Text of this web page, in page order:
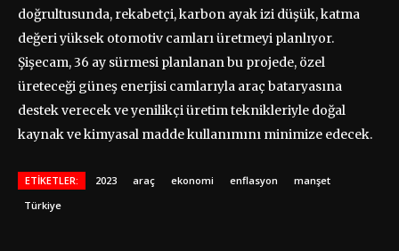
doğrultusunda, rekabetçi, karbon ayak izi düşük, katma
değeri yüksek otomotiv camları üretmeyi planlıyor.
Şişecam, 36 ay sürmesi planlanan bu projede, özel
üreteceği güneş enerjisi camlarıyla araç bataryasına
destek verecek ve yenilikçi üretim teknikleriyle doğal
kaynak ve kimyasal madde kullanımını minimize edecek.
ETIKETLER: 2023 araç ekonomi enflasyon
manşet
Türkiye